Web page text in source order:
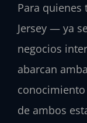
Para quienes
Jersey — ya
negocios
abarcan
de ambos